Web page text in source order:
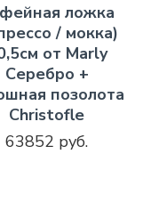
ложка
/ мокка)
от Marly
Серебро +
позолота
Christofle
63852 руб.